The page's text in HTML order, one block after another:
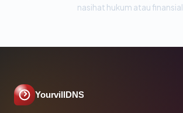
nasihat hukum atau finansial.
YourvillDNS